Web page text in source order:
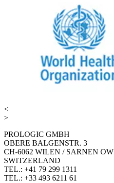
<
>
PROLOGIC GMBH
OBERE BALGENSTR. 3
CH-6062 WILEN / SARNEN OW
SWITZERLAND
TEL.: +41 79 299 1311
TEL.: +33 493 6211 61